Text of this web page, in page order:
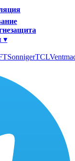
▾
SonnigerTCL